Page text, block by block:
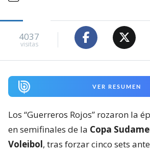
4037
visitas
VER RESUMEN
Los “Guerreros Rojos” rozaron la
en semifinales de la Copa
Voleibol, tras forzar cinco sets